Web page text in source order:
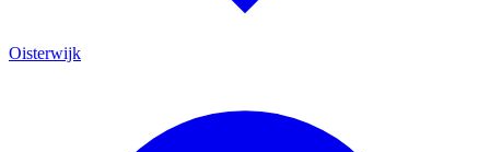
Oisterwijk